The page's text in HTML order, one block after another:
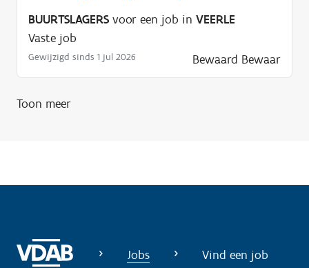
BUURTSLAGERS voor een job in VEERLE
Vaste job
Gewijzigd sinds 1 jul 2026 Bewaard Bewaar
Toon meer
Jobs Vind een job